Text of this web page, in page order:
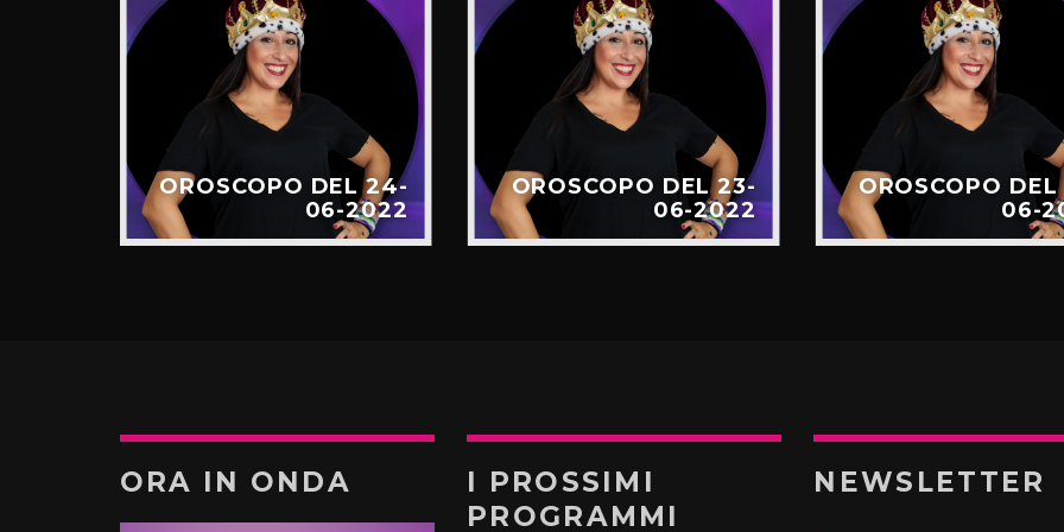
OROSCOPO DEL 24-
06-2022
OROSCOPO DEL 23-
06-2022
OROSCOPO
06-
ORA IN ONDA
I PROSSIMI
PROGRAMMI
NEWSLETTER